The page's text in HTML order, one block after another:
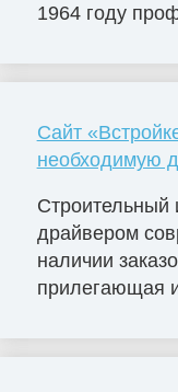
1964 году
Сайт
необходимую
Строительный
драйвером
наличии
прилегающая